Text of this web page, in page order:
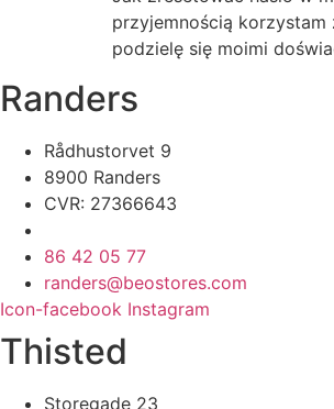
przyjemnością
podzielę się moimi
Randers
Rådhustorvet 9
8900 Randers
CVR: 27366643
86 42 05 77
randers@beostores.com
Icon-facebook Instagram
Thisted
Storegade 23